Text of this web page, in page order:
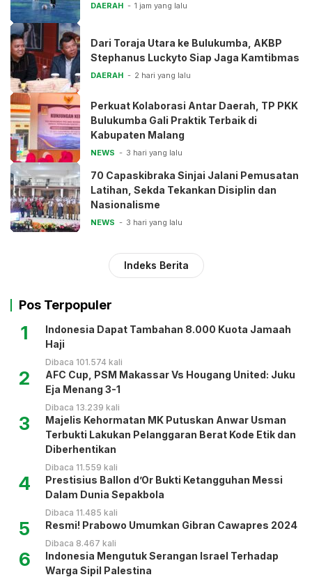
DAERAH 1 jam yang lalu
Dari Toraja Utara ke Bulukumba, AKBP
Stephanus Luckyto Siap Jaga Kamtibmas
DAERAH 2 hari yang lalu
Perkuat Kolaborasi Antar Daerah, TP PKK
Bulukumba Gali Praktik Terbaik di
Kabupaten Malang
NEWS 3 hari yang lalu
70 Capaskibraka Sinjai Jalani Pemusatan
Latihan, Sekda Tekankan Disiplin dan
Nasionalisme
NEWS 3 hari yang lalu
Indeks Berita
Pos Terpopuler
1
Indonesia Dapat Tambahan 8.000 Kuota Jamaah
Haji
Dibaca 101.574 kali
2
AFC Cup, PSM Makassar Vs Hougang United: Juku
Eja Menang 3-1
Dibaca 13.239 kali
3
Majelis Kehormatan MK Putuskan Anwar Usman
Terbukti Lakukan Pelanggaran Berat Kode Etik dan
Diberhentikan
Dibaca 11.559 kali
4
Prestisius Ballon d’Or Bukti Ketangguhan Messi
Dalam Dunia Sepakbola
Dibaca 11.485 kali
5 Resmi! Prabowo Umumkan Gibran Cawapres 2024
Dibaca 8.467 kali
6
Indonesia Mengutuk Serangan Israel Terhadap
Warga Sipil Palestina